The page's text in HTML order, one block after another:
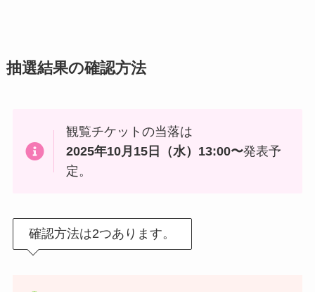
抽選結果の確認方法
観覧チケットの当落は
2025年10月15日（水）13:00〜発表予
定。
確認方法は2つあります。